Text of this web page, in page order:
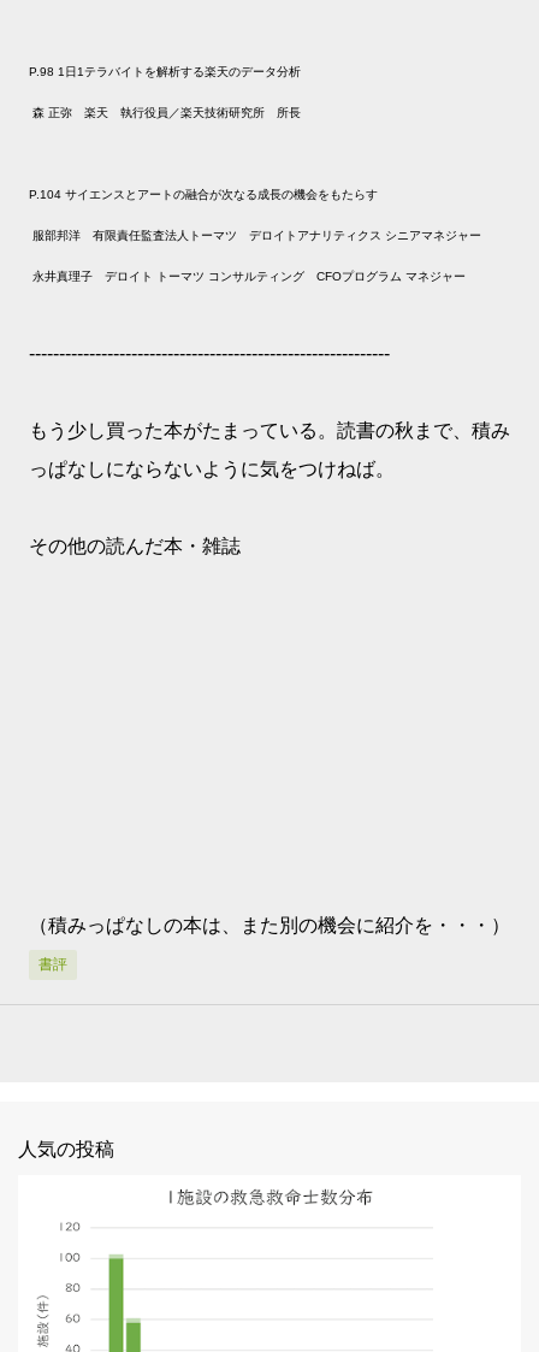
P.98 1日1テラバイトを解析する楽天のデータ分析
森 正弥 楽天 執行役員／楽天技術研究所 所長
P.104 サイエンスとアートの融合が次なる成長の機会をもたらす
服部邦洋 有限責任監査法人トーマツ デロイトアナリティクス シニアマネジャー
永井真理子 デロイト トーマツ コンサルティング CFOプログラム マネジャー
------------------------------------------------------------
もう少し買った本がたまっている。読書の秋まで、積み
っぱなしにならないように気をつけねば。
その他の読んだ本・雑誌
（積みっぱなしの本は、また別の機会に紹介を・・・）
書評
人気の投稿